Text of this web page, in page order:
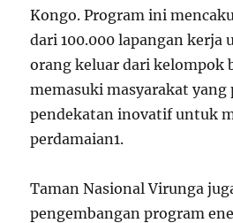
Kongo. Program ini
dari 100.000 lapangan kerja
orang keluar dari kelompok
memasuki masyarakat
pendekatan inovatif untuk
perdamaian1.
Taman Nasional Virunga
pengembangan program